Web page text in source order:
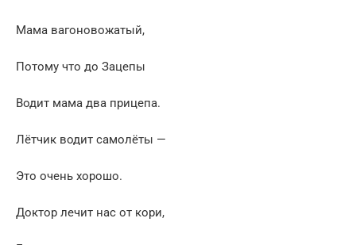
Мама вагоновожатый,
Потому что до Зацепы
Водит мама два прицепа.
Лётчик водит самолёты —
Это очень хорошо.
Доктор лечит нас от кори,